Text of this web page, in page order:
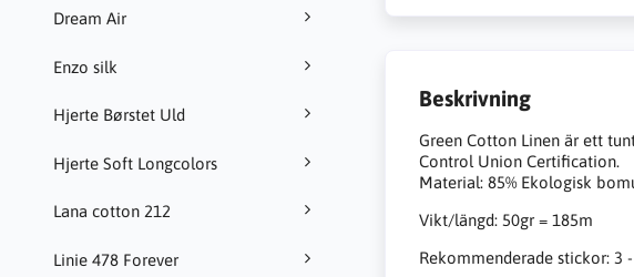
Dream Air
Enzo silk
Hjerte Børstet Uld
Hjerte Soft Longcolors
Lana cotton 212
Linie 478 Forever
Beskrivning
Green Cotton Linen är ett
Control Union Certification.
Material: 85% Ekologisk
Vikt/längd: 50gr = 185m
Rekommenderade stickor: 3